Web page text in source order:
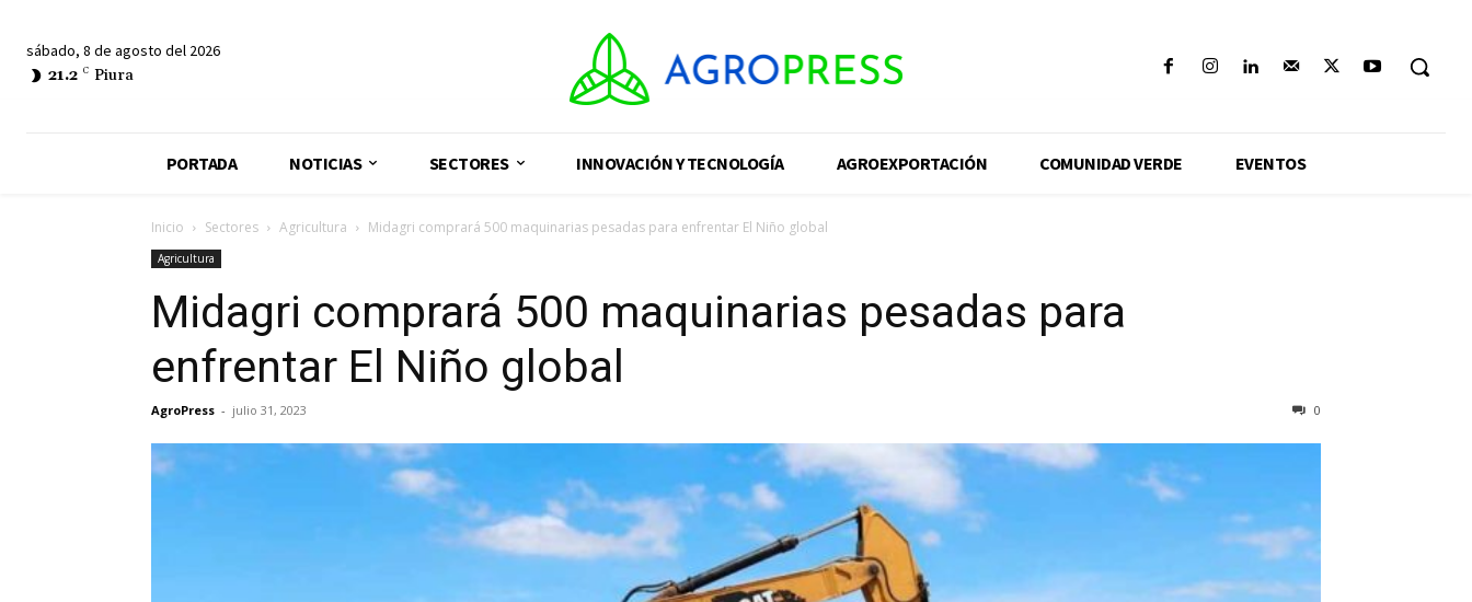
sábado, 8 de agosto del 2026
21.2 C Piura
PORTADA NOTICIAS SECTORES INNOVACIÓN Y TECNOLOGÍA AGROEXPORTACIÓN COMUNIDAD VERDE EVENTOS
Inicio Sectores Agricultura Midagri comprará 500 maquinarias pesadas para enfrentar El Niño global
Agricultura
Midagri comprará 500 maquinarias pesadas para
enfrentar El Niño global
AgroPress - julio 31, 2023 0